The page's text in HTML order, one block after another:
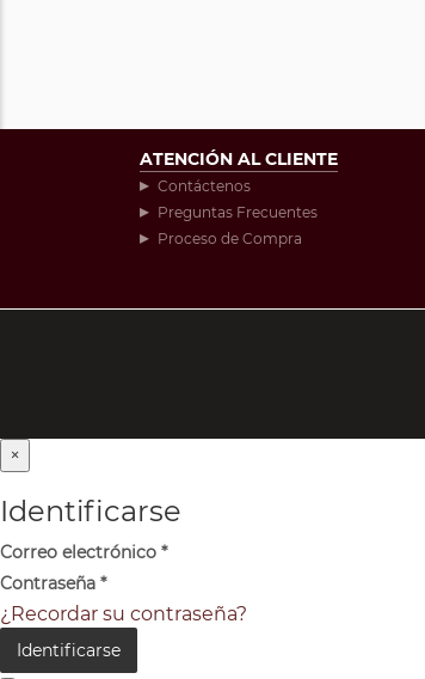
ATENCIÓN AL CLIENTE
Contáctenos
Preguntas Frecuentes
Proceso de Compra
×
Identificarse
Correo electrónico *
Contraseña *
¿Recordar su contraseña?
Identificarse